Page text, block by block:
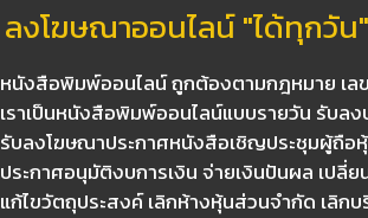
ลงโฆษณาออนไลน์ "ได้ทุกวั
หนังสือพิมพ์ออนไลน์ ถูกต้องตามกฎหมาย เล
เราเป็นหนังสือพิมพ์ออนไลน์แบบรายวัน รับล
รับลงโฆษณาประกาศหนังสือเชิญประชุมผู้ถือ
ประกาศอนุมัติงบการเงิน จ่ายเงินปันผล เปลี่
แก้ไขวัตถุประสงค์ เลิกห้างหุ้นส่วนจำกัด เลิก